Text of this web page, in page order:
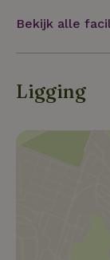
Bekijk alle
Ligging